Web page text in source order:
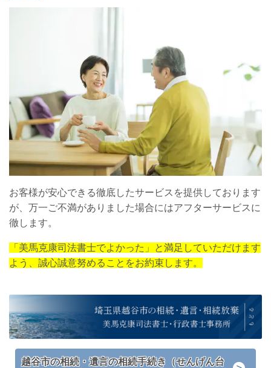
お客様が安心できる徹底したサービスを提供しております
が、万一ご不満がありました場合にはアフターサービスに
徹します。
「美馬克康司法書士でよかった」と満足していただけます
よう、誠心誠意努めることをお約束します。
越谷市の相続・遺言の相続手続き（せんげん台